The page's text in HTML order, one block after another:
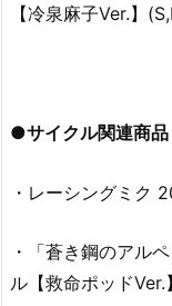
【冷泉麻子Ver.】
●サイクル関連商
・レーシングミク
・「蒼き鋼のアル
ル【救命ポッドVer.